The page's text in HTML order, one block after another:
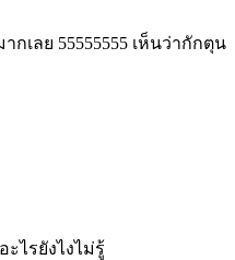
กเลย 55555555 เห็นว่ากักตุน
ไรยังไงไม่รู้